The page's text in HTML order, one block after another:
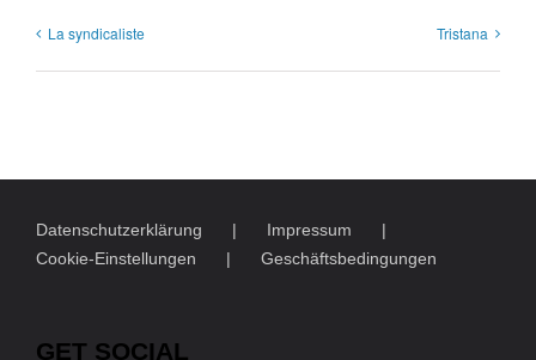
La syndicaliste Tristana
Datenschutzerklärung
Impressum
Cookie-Einstellungen
Geschäftsbedingungen
GET SOCIAL